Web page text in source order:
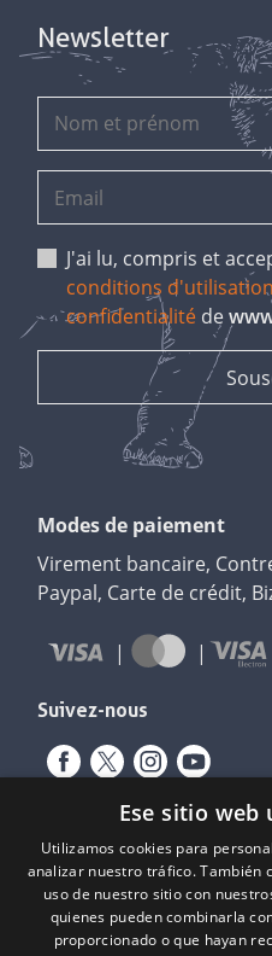
Newsletter
J'ai lu, compris et
conditions d'utilisation
confidentialité de
Modes de paiement
Virement bancaire,
Paypal, Carte de crédit,
Suivez-nous
Ese sitio web
Utilizamos cookies para
analizar nuestro tráfico. También
uso de nuestro sitio con
quienes pueden combinarla
proporcionado o que hayan